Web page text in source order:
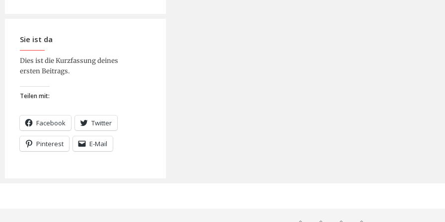
Sie ist da
Dies ist die Kurzfassung deines
ersten Beitrags.
Teilen mit:
Facebook Twitter
Pinterest E-Mail